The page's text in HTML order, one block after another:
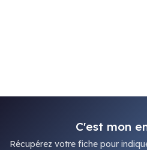
C'est mon
Récupérez votre fiche pour